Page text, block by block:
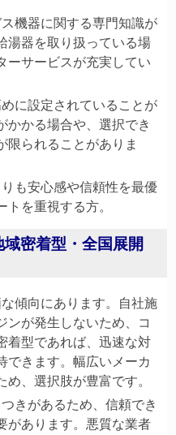
機器に関する専門知識が
湯器を取り扱っている場
ーサービスが充実してい
に設定されていることが
かかる場合や、選択でき
限られることがありま
も安心感や信頼性を最優
を重視する方。
密着型・全国展開
傾向にあります。自社施
ンが発生しないため、コ
着型であれば、迅速な対
できます。幅広いメーカ
、選択肢が豊富です。
きがあるため、信頼でき
があります。悪質な業者